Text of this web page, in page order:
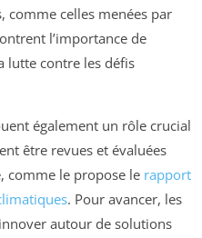
comme celles menées par
l’importance de
lutte contre les défis
également un rôle crucial
être revues et évaluées
comme le propose le rapport
. Pour avancer, les
autour de solutions